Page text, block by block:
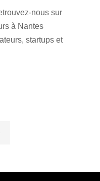
nous sur
à Nantes
startups et